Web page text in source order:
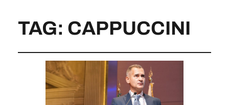
TAG: CAPPUCCINI